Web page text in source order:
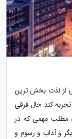
از لذت بخش ترین
کند حال فرقی
مطلب مهمی که در
و آداب و رسوم و